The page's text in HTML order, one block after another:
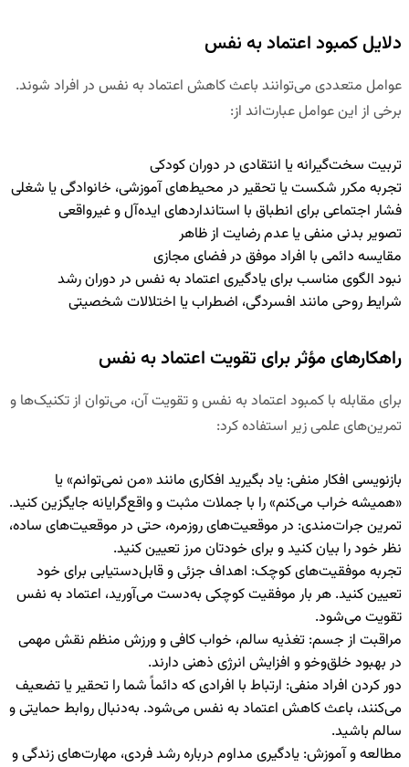
دلایل کمبود اعتماد به نفس
عوامل متعددی می‌توانند باعث کاهش اعتماد به نفس در افراد شوند.
برخی از این عوامل عبارت‌اند از:
تربیت سخت‌گیرانه یا انتقادی در دوران کودکی
تجربه مکرر شکست یا تحقیر در محیط‌های آموزشی، خانوادگی یا شغلی
فشار اجتماعی برای انطباق با استانداردهای ایده‌آل و غیرواقعی
تصویر بدنی منفی یا عدم رضایت از ظاهر
مقایسه دائمی با افراد موفق در فضای مجازی
نبود الگوی مناسب برای یادگیری اعتماد به نفس در دوران رشد
شرایط روحی مانند افسردگی، اضطراب یا اختلالات شخصیتی
راهکارهای مؤثر برای تقویت اعتماد به نفس
برای مقابله با کمبود اعتماد به نفس و تقویت آن، می‌توان از تکنیک‌ها و
تمرین‌های علمی زیر استفاده کرد:
بازنویسی افکار منفی: یاد بگیرید افکاری مانند «من نمی‌توانم» یا
«همیشه خراب می‌کنم» را با جملات مثبت و واقع‌گرایانه جایگزین کنید.
تمرین جرات‌مندی: در موقعیت‌های روزمره، حتی در موقعیت‌های ساده،
نظر خود را بیان کنید و برای خودتان مرز تعیین کنید.
تجربه موفقیت‌های کوچک: اهداف جزئی و قابل‌دستیابی برای خود
تعیین کنید. هر بار موفقیت کوچکی به‌دست می‌آورید، اعتماد به نفس
تقویت می‌شود.
مراقبت از جسم: تغذیه سالم، خواب کافی و ورزش منظم نقش مهمی
در بهبود خلق‌وخو و افزایش انرژی ذهنی دارند.
دور کردن افراد منفی: ارتباط با افرادی که دائماً شما را تحقیر یا تضعیف
می‌کنند، باعث کاهش اعتماد به نفس می‌شود. به‌دنبال روابط حمایتی و
سالم باشید.
مطالعه و آموزش: یادگیری مداوم درباره رشد فردی، مهارت‌های زندگی و